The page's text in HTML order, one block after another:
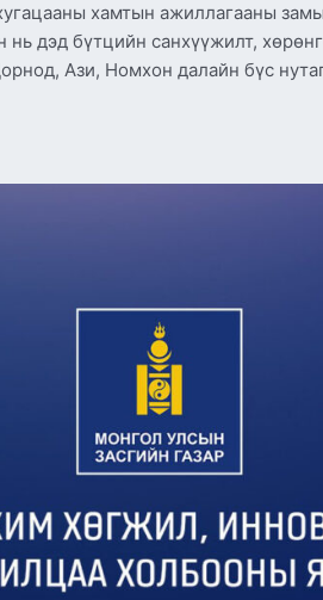
хамтын ажиллагааны
дэд бүтцийн санхүүжилт,
Ази, Номхон далайн бүс